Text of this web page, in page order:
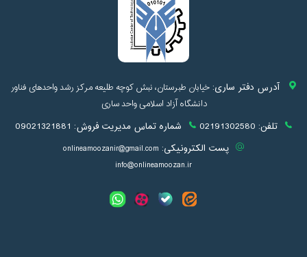
آدرس دفتر ساری:خیابان طبرستان، نبش کوچه طلیعه مرکز رشد واحدهای فناور
دانشگاه آزاد اسلامی واحد ساری
تلفن: 02191302580 شماره تماس مدیریت فروش: 09021321881
پست الکترونیکی: onlineamoozanir@gmail.com
info@onlineamoozan.ir